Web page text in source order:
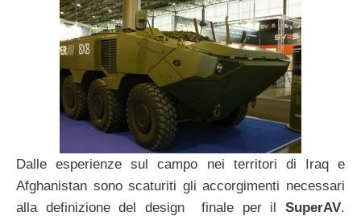
Dalle esperienze sul campo nei territori di Iraq e
Afghanistan sono scaturiti gli accorgimenti necessari
alla definizione del design finale per il SuperAV.